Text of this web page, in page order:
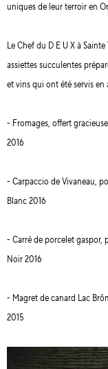
uniques de leur terroir en
Le Chef du D E U X à
assiettes succulentes
et vins qui ont été servis en
- Fromages, offert
2016
- Carpaccio de Vivaneau,
Blanc 2016
- Carré de porcelet
Noir 2016
- Magret de canard Lac
2015